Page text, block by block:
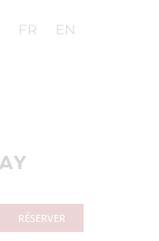
FR EN
RÉSERVER